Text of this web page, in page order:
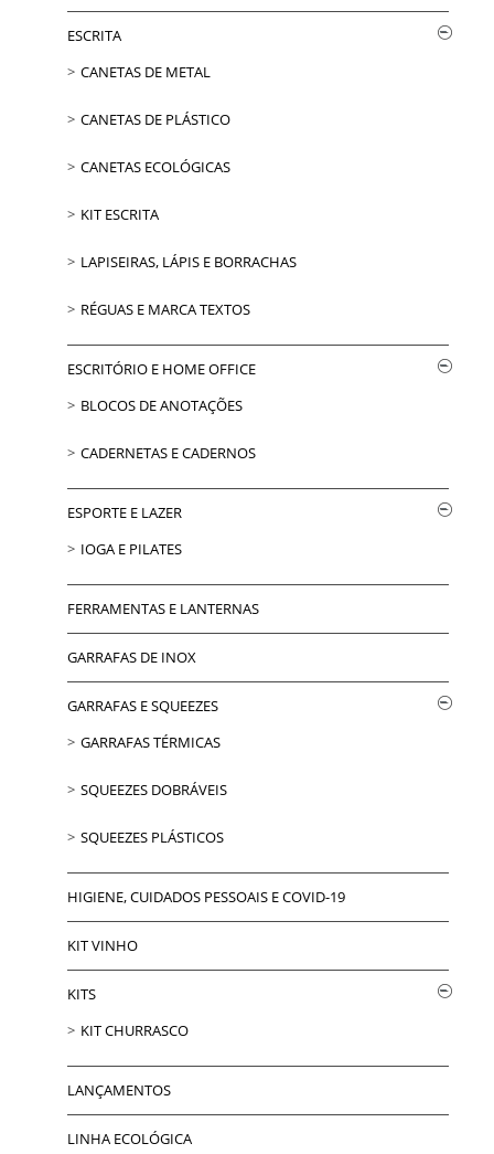
ESCRITA
CANETAS DE METAL
CANETAS DE PLÁSTICO
CANETAS ECOLÓGICAS
KIT ESCRITA
LAPISEIRAS, LÁPIS E BORRACHAS
RÉGUAS E MARCA TEXTOS
ESCRITÓRIO E HOME OFFICE
BLOCOS DE ANOTAÇÕES
CADERNETAS E CADERNOS
ESPORTE E LAZER
IOGA E PILATES
FERRAMENTAS E LANTERNAS
GARRAFAS DE INOX
GARRAFAS E SQUEEZES
GARRAFAS TÉRMICAS
SQUEEZES DOBRÁVEIS
SQUEEZES PLÁSTICOS
HIGIENE, CUIDADOS PESSOAIS E COVID-19
KIT VINHO
KITS
KIT CHURRASCO
LANÇAMENTOS
LINHA ECOLÓGICA